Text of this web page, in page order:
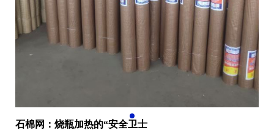
石棉网：烧瓶加热的“安全卫士